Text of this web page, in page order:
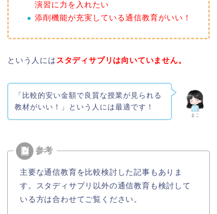
演習に力を入れたい
添削機能が充実している通信教育がいい！
という人には スタディサプリは向いていません。
まこ
「比較的安い金額で良質な授業が見られる
教材がいい！」という人には最適です！
主要な通信教育を比較検討した記事もありま
す。スタディサプリ以外の通信教育も検討して
いる方は合わせてご覧ください。